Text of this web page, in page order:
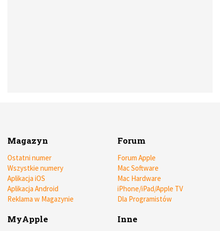
Magazyn
Ostatni numer
Wszystkie numery
Aplikacja iOS
Aplikacja Android
Reklama w Magazynie
Forum
Forum Apple
Mac Software
Mac Hardware
iPhone/iPad/Apple TV
Dla Programistów
MyApple Inne